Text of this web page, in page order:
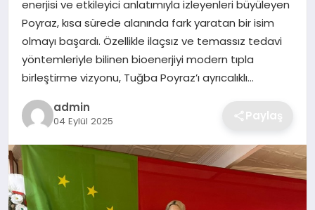
SAĞLIK
EĞITIM
DÜNYA
SIYASET
enerjisi ve etkileyici anlatımıyla izleyenleri büyüleyen
Poyraz, kısa sürede alanında fark yaratan bir isim
olmayı başardı. Özellikle ilaçsız ve temassız tedavi
yöntemleriyle bilinen bioenerjiyi modern tıpla
birleştirme vizyonu, Tuğba Poyraz’ı ayrıcalıklı…
admin
04 Eylül 2025 Paylaş